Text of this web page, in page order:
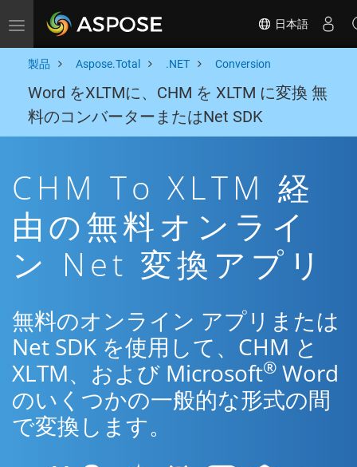
Toggle navigation 日本語
製品 Aspose.Total .NET Conversion
Word をXLTMに、CHM を XLTM に変換 無
料のコンバーターまたはNet SDK
CHM To XLTM 経
由の無料オンライ
ン Net 変換アプリ
無料のオンライン アプリまたは
Net SDK を使用して、CHM と
XLTM、および Microsoft® Word
のいくつかの一般的な形式の間
で変換します。